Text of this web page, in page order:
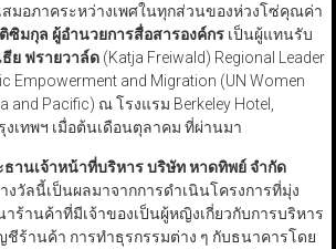
สมอภาคระหว่างเพศในทุกส่วนของห่วงโซ่คุณค่า
ซิมกุล ผู้อำนวยการสื่อสารองค์กรเป็นผู้แทนรับ
ย ฟรายวาล์ด(Katja Freiwald) Regional Leader
Empowerment and Migration (UN Women
and Pacific) ณ โรงแรม Berkeley Hotel,
งเทพฯ เมื่อต้นเดือนตุลาคม ที่ผ่านมา
านเจ้าหน้าที่บริหาร บริษัท หาดทิพย์ จำกัด
างวัลนี้เป็นผลมาจากการดำเนินโครงการที่มุ่ง
ร้านค้าที่มีเจ้าของเป็นผู้หญิงเกี่ยวกับการบริหาร
ร้านค้า การทำธุรกรรมต่าง ๆ กับธนาคารโดย